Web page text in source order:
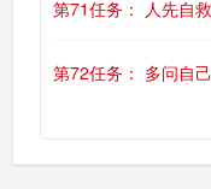
第71任务： 人先自
第72任务： 多问自